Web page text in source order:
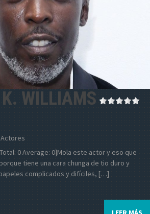
WILLIAMS
Actores
0 Average: 0]Mola este actor y eso que
tiene una cara chunga de tio duro y
complicados y difíciles, […]